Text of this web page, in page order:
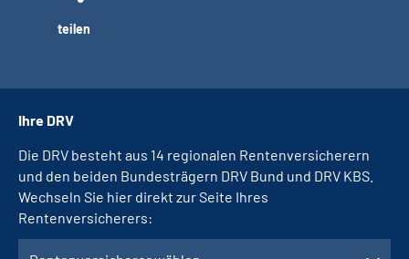
teilen
Ihre DRV
Die DRV besteht aus 14 regionalen Rentenversicherern
und den beiden Bundesträgern DRV Bund und DRV KBS.
Wechseln Sie hier direkt zur Seite Ihres
Rentenversicherers: